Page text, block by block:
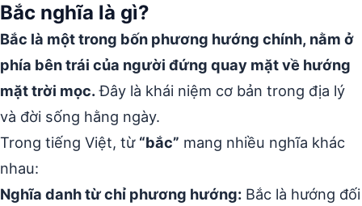
Bắc nghĩa là gì?
Bắc là một trong bốn phương hướng chính, nằm ở
phía bên trái của người đứng quay mặt về hướng
mặt trời mọc.Đây là khái niệm cơ bản trong địa lý
và đời sống hằng ngày.
Trong tiếng Việt, từ “bắc” mang nhiều nghĩa khác
nhau:
Nghĩa danh từ chỉ phương hướng: Bắc là hướng đối